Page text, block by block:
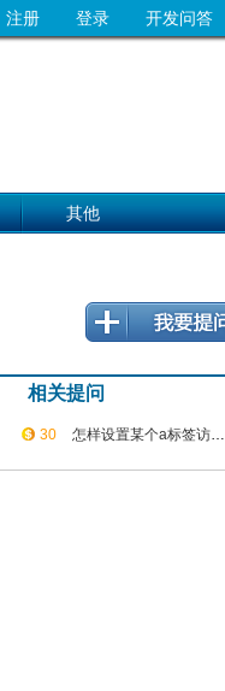
开发问答
登录
注册
其他
相关提问
30 怎样设置某个a标签访问前和访问后的颜色？不是全部a标签都变色。